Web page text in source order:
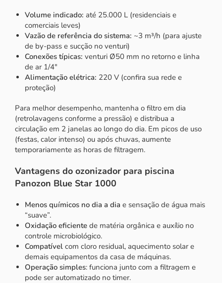
Volume indicado: até 25.000 L (residenciais e
comerciais leves)
Vazão de referência do sistema: ~3 m³/h (para ajuste
de by-pass e sucção no venturi)
Conexões típicas: venturi Ø50 mm no retorno e linha
de ar 1/4″
Alimentação elétrica: 220 V (confira sua rede e
proteção)
Para melhor desempenho, mantenha o filtro em dia
(retrolavagens conforme a pressão) e distribua a
circulação em 2 janelas ao longo do dia. Em picos de uso
(festas, calor intenso) ou após chuvas, aumente
temporariamente as horas de filtragem.
Vantagens do ozonizador para piscina
Panozon Blue Star 1000
Menos químicos no dia a dia e sensação de água mais
“suave”.
Oxidação eficiente de matéria orgânica e auxílio no
controle microbiológico.
Compatível com cloro residual, aquecimento solar e
demais equipamentos da casa de máquinas.
Operação simples: funciona junto com a filtragem e
pode ser automatizado no timer.